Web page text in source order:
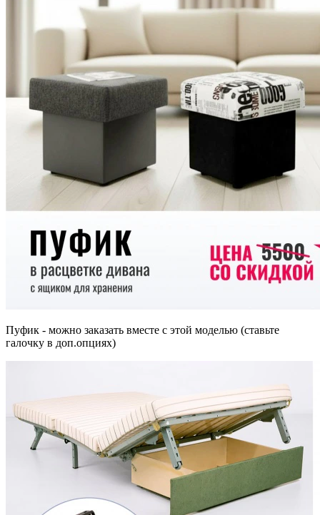
Пуфик - можно заказать вместе с этой моделью (ставьте
галочку в доп.опциях)